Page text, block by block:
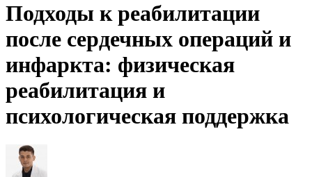
Подходы к реабилитации
после сердечных операций и
инфаркта: физическая
реабилитация и
психологическая поддержка